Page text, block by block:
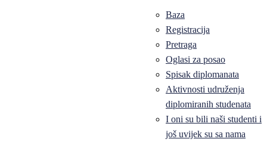
Baza
Registracija
Pretraga
Oglasi za posao
Spisak diplomanata
Aktivnosti udruženja
diplomiranih studenata
I oni su bili naši studenti i
još uvijek su sa nama